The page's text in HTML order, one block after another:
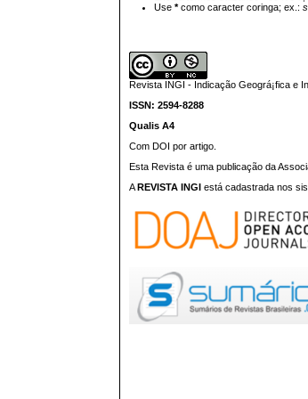
Use*como caracter coringa; ex.:
Revista INGI - Indicação Geográ¡fica e
ISSN: 2594-8288
Qualis A4
Com DOI por artigo.
Esta Revista é uma publicação da
A REVISTA INGI está cadastrada nos